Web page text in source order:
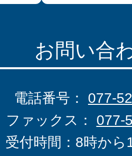
お問い合
電話番号： 077-
ファックス： 077-
受付時間：8時から